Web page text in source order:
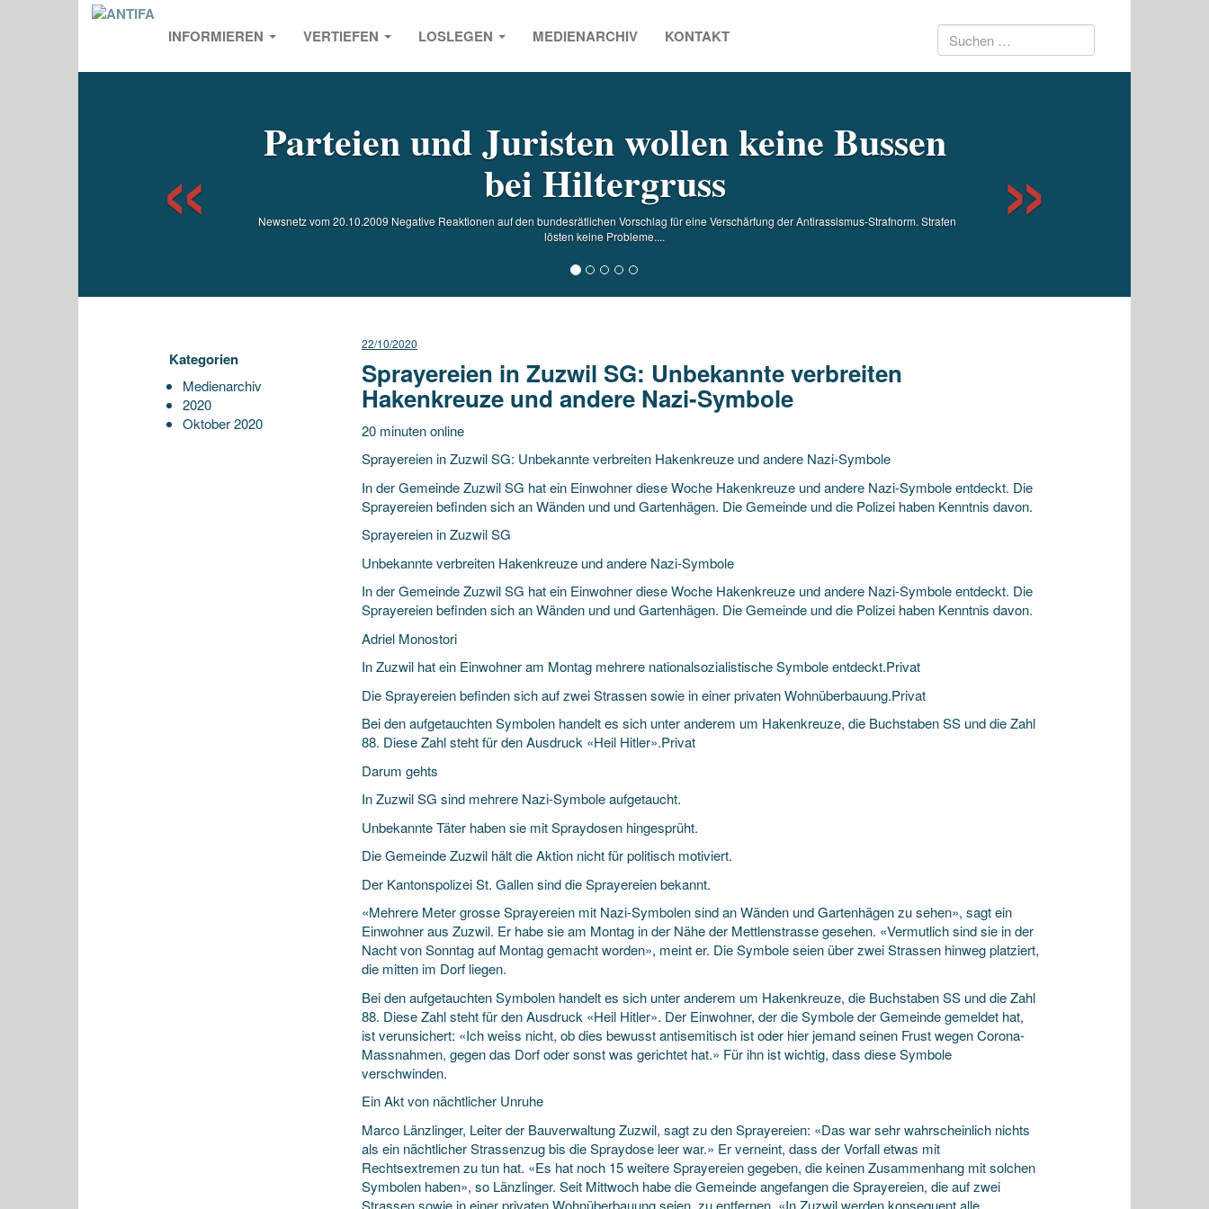
INFORMIEREN VERTIEFEN LOSLEGEN MEDIENARCHIV KONTAKT Suchen
Parteien und Juristen wollen keine Bussen
bei Hiltergruss
Newsnetz vom 20.10.2009 Negative Reaktionen auf den bundesrätlichen Vorschlag für eine Verschärfung der Antirassismus-Strafnorm. Strafen
lösten keine Probleme....
Previous
Kategorien
Medienarchiv
2020
Oktober 2020
22/10/2020
Sprayereien in Zuzwil SG: Unbekannte verbreiten
Hakenkreuze und andere Nazi-Symbole
20 minuten online
Sprayereien in Zuzwil SG: Unbekannte verbreiten Hakenkreuze und andere Nazi-Symbole
In der Gemeinde Zuzwil SG hat ein Einwohner diese Woche Hakenkreuze und andere Nazi-Symbole entdeckt. Die
Sprayereien befinden sich an Wänden und und Gartenhägen. Die Gemeinde und die Polizei haben Kenntnis davon.
Sprayereien in Zuzwil SG
Unbekannte verbreiten Hakenkreuze und andere Nazi-Symbole
In der Gemeinde Zuzwil SG hat ein Einwohner diese Woche Hakenkreuze und andere Nazi-Symbole entdeckt. Die
Sprayereien befinden sich an Wänden und und Gartenhägen. Die Gemeinde und die Polizei haben Kenntnis davon.
Adriel Monostori
In Zuzwil hat ein Einwohner am Montag mehrere nationalsozialistische Symbole entdeckt.Privat
Die Sprayereien befinden sich auf zwei Strassen sowie in einer privaten Wohnüberbauung.Privat
Bei den aufgetauchten Symbolen handelt es sich unter anderem um Hakenkreuze, die Buchstaben SS und die Zahl
88. Diese Zahl steht für den Ausdruck «Heil Hitler».Privat
Darum gehts
In Zuzwil SG sind mehrere Nazi-Symbole aufgetaucht.
Unbekannte Täter haben sie mit Spraydosen hingesprüht.
Die Gemeinde Zuzwil hält die Aktion nicht für politisch motiviert.
Der Kantonspolizei St. Gallen sind die Sprayereien bekannt.
«Mehrere Meter grosse Sprayereien mit Nazi-Symbolen sind an Wänden und Gartenhägen zu sehen», sagt ein
Einwohner aus Zuzwil. Er habe sie am Montag in der Nähe der Mettlenstrasse gesehen. «Vermutlich sind sie in der
Nacht von Sonntag auf Montag gemacht worden», meint er. Die Symbole seien über zwei Strassen hinweg platziert,
die mitten im Dorf liegen.
Bei den aufgetauchten Symbolen handelt es sich unter anderem um Hakenkreuze, die Buchstaben SS und die Zahl
88. Diese Zahl steht für den Ausdruck «Heil Hitler». Der Einwohner, der die Symbole der Gemeinde gemeldet hat,
ist verunsichert: «Ich weiss nicht, ob dies bewusst antisemitisch ist oder hier jemand seinen Frust wegen Corona-
Massnahmen, gegen das Dorf oder sonst was gerichtet hat.» Für ihn ist wichtig, dass diese Symbole
verschwinden.
Ein Akt von nächtlicher Unruhe
Marco Länzlinger, Leiter der Bauverwaltung Zuzwil, sagt zu den Sprayereien: «Das war sehr wahrscheinlich nichts
als ein nächtlicher Strassenzug bis die Spraydose leer war.» Er verneint, dass der Vorfall etwas mit
Rechtsextremen zu tun hat. «Es hat noch 15 weitere Sprayereien gegeben, die keinen Zusammenhang mit solchen
Symbolen haben», so Länzlinger. Seit Mittwoch habe die Gemeinde angefangen die Sprayereien, die auf zwei
Strassen sowie in einer privaten Wohnüberbauung seien, zu entfernen. «In Zuzwil werden konsequent alle